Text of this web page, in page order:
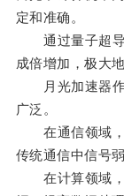
定和准确。
通过量子超导
成倍增加，极大
月光加速器作
广泛。
在通信领域，
传统通信中信号
在计算领域，